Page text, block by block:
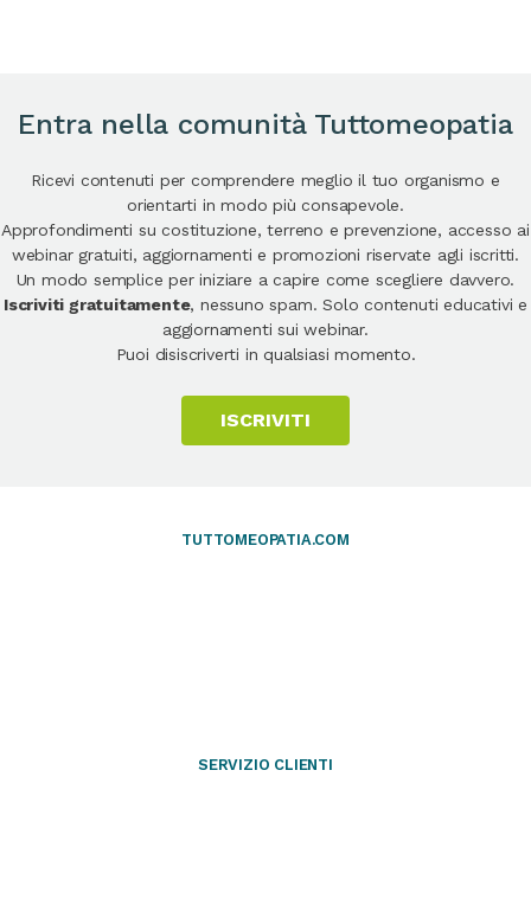
Entra nella comunità Tuttomeopatia
Ricevi contenuti per comprendere meglio il tuo organismo e
orientarti in modo più consapevole.
Approfondimenti su costituzione, terreno e prevenzione, accesso ai
webinar gratuiti, aggiornamenti e promozioni riservate agli iscritti.
Un modo semplice per iniziare a capire come scegliere davvero.
Iscriviti gratuitamente, nessuno spam. Solo contenuti educativi e
aggiornamenti sui webinar.
Puoi disiscriverti in qualsiasi momento.
ISCRIVITI
TUTTOMEOPATIA.COM
SERVIZIO CLIENTI